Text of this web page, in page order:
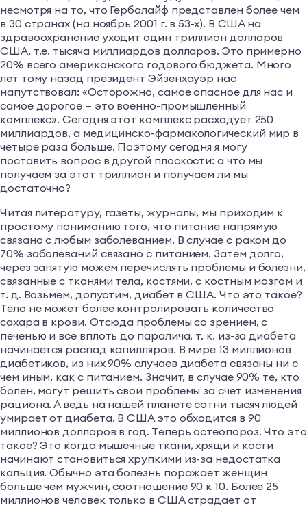
несмотря на то, что Гербалайф представлен более чем
в 30 странах (на ноябрь 2001 г. в 53-х). В США на
здравоохранение уходит один триллион долларов
США, т.е. тысяча миллиардов долларов. Это примерно
20% всего американского годового бюджета. Много
лет тому назад президент Эйзенхауэр нас
напутствовал: «Осторожно, самое опасное для нас и
самое дорогое — это военно-промышленный
комплекс». Сегодня этот комплекс расходует 250
миллиардов, а медицинско-фармакологический мир в
четыре раза больше. Поэтому сегодня я могу
поставить вопрос в другой плоскости: а что мы
получаем за этот триллион и получаем ли мы
достаточно?
Читая литературу, газеты, журналы, мы приходим к
простому пониманию того, что питание напрямую
связано с любым заболеванием. В случае с раком до
70% заболеваний связано с питанием. Затем долго,
через запятую можем перечислять проблемы и болезни,
связанные с тканями тела, костями, с костным мозгом и
т. д. Возьмем, допустим, диабет в США. Что это такое?
Тело не может более контролировать количество
сахара в крови. Отсюда проблемы со зрением, с
печенью и все вплоть до паралича, т. к. из-за диабета
начинается распад капилляров. В мире 13 миллионов
диабетиков, из них 90% случаев диабета связаны ни с
чем иным, как с питанием. Значит, в случае 90% те, кто
болен, могут решить свои проблемы за счет изменения
рациона. А ведь на нашей планете сотни тысяч людей
умирает от диабета. В США это обходится в 90
миллионов долларов в год. Теперь остеопороз. Что это
такое? Это когда мышечные ткани, хрящи и кости
начинают становиться хрупкими из-за недостатка
кальция. Обычно эта болезнь поражает женщин
больше чем мужчин, соотношение 90 к 10. Более 25
миллионов человек только в США страдает от